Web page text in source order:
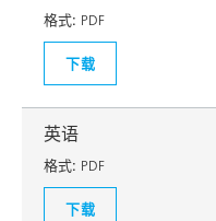
格式: PDF
下载
英语
格式: PDF
下载